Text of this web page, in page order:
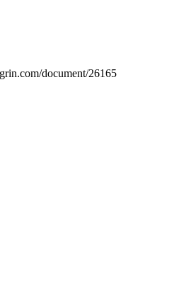
document/26165